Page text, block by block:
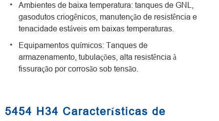
Ambientes de baixa temperatura: tanques de GNL,
gasodutos criogênicos, manutenção de resistência e
tenacidade estáveis em baixas temperaturas.
Equipamentos químicos: Tanques de
armazenamento, tubulações, alta resistência à
fissuração por corrosão sob tensão.
5454 H34 Características de